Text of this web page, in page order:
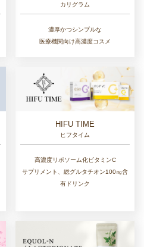
カリグラム
濃厚かつシンプルな
医療機関向け高濃度コスメ
HIFU TIME
ヒフタイム
高濃度リポソーム化ビタミンC
サプリメント、総グルタチオン100㎎含
有ドリンク